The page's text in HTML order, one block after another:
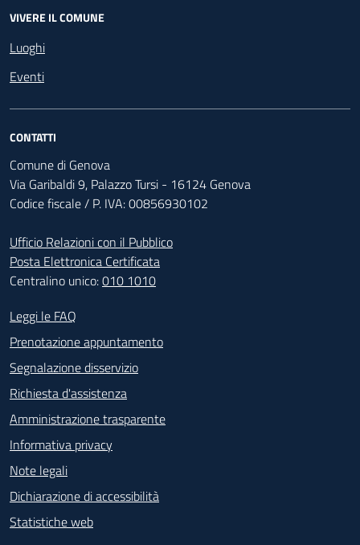
VIVERE IL COMUNE
Luoghi
Eventi
CONTATTI
Comune di Genova
Via Garibaldi 9, Palazzo Tursi - 16124 Genova
Codice fiscale / P. IVA: 00856930102
Ufficio Relazioni con il Pubblico
Posta Elettronica Certificata
Centralino unico:010 1010
Footer - Contatti
Leggi le FAQ
Prenotazione appuntamento
Segnalazione disservizio
Richiesta d'assistenza
Amministrazione trasparente
Informativa privacy
Note legali
Dichiarazione di accessibilità
Statistiche web